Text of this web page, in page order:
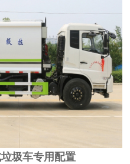
圾车专用配置